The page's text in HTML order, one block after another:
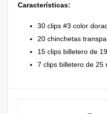
Características:
30 clips #3 color
20 chinchetas
15 clips billetero de
7 clips billetero de 25